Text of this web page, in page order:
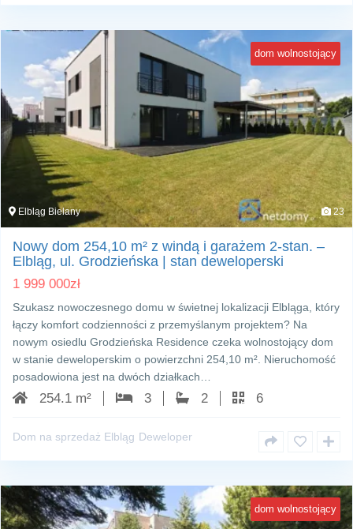
dom wolnostojący
Elbląg Bielany 23
Nowy dom 254,10 m² z windą i garażem 2‑stan. –
Elbląg, ul. Grodzieńska | stan deweloperski
1 999 000zł
Szukasz nowoczesnego domu w świetnej lokalizacji Elbląga, który
łączy komfort codzienności z przemyślanym projektem? Na
nowym osiedlu Grodzieńska Residence czeka wolnostojący dom
w stanie deweloperskim o powierzchni 254,10 m². Nieruchomość
posadowiona jest na dwóch działkach…
254.1 m² 3 2 6
Dom na sprzedaż Elbląg Deweloper
dom wolnostojący